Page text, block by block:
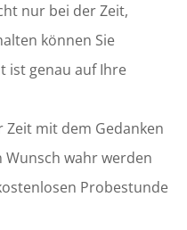
nur bei der Zeit,
können Sie
ist genau auf Ihre
Zeit mit dem Gedanken
Wunsch wahr werden
Probestunde